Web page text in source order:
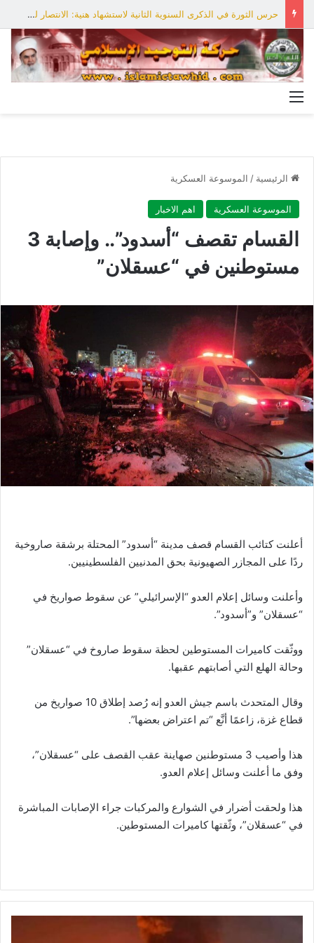
حرس الثورة في الذكرى السنوية الثانية لاستشهاد هنية: الانتصار لفلسطين أقرب
الرئيسية / الموسوعة العسكرية
الموسوعة العسكرية اهم الاخبار
القسام تقصف “أسدود”.. وإصابة 3
مستوطنين في “عسقلان”
أعلنت كتائب القسام قصف مدينة “أسدود” المحتلة برشقة صاروخية
ردًا على المجازر الصهيونية بحق المدنيين الفلسطينيين.
وأعلنت وسائل إعلام العدو “الإسرائيلي” عن سقوط صواريخ في
“عسقلان” و”أسدود”.
ووثّقت كاميرات المستوطين لحظة سقوط صاروخ في “عسقلان”
وحالة الهلع التي أصابتهم عقبها.
وقال المتحدث باسم جيش العدو إنه رُصد إطلاق 10 صواريخ من
قطاع غزة، زاعمًا أنَّع “تم اعتراض بعضها”.
هذا وأصيب 3 مستوطنين صهاينة عقب القصف على “عسقلان”،
وفق ما أعلنت وسائل إعلام العدو.
هذا ولحقت أضرار في الشوارع والمركبات جراء الإصابات المباشرة
في “عسقلان”، وثّقتها كاميرات المستوطين.